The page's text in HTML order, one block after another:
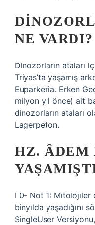
NE VARDI?
Dinozorların ataları
Triyas’ta yaşamış
Euparkeria. Erken
milyon yıl önce) ait
dinozorların ataları
Lagerpeton.
HZ. ÂDEM
I 0- Not 1: Mitolojiler
binyılda yaşadığını
SingleUser